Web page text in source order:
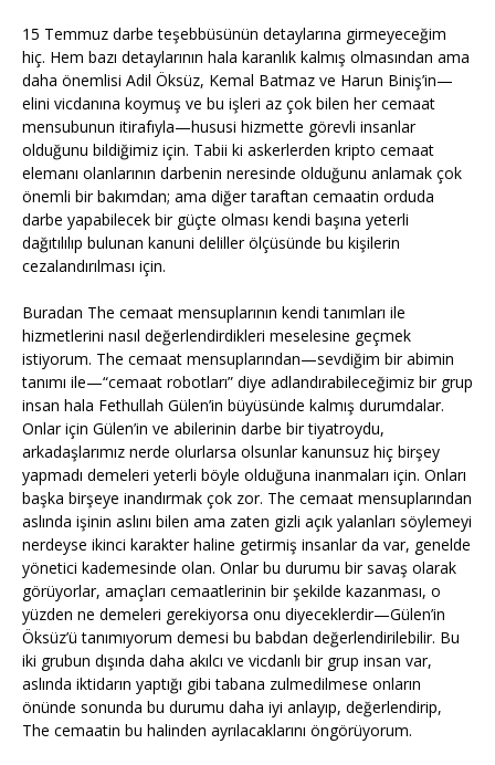
15 Temmuz darbe teşebbüsünün detaylarına girmeyeceğim
hiç. Hem bazı detaylarının hala karanlık kalmış olmasından ama
daha önemlisi Adil Öksüz, Kemal Batmaz ve Harun Biniş’in—
elini vicdanına koymuş ve bu işleri az çok bilen her cemaat
mensubunun itirafıyla—hususi hizmette görevli insanlar
olduğunu bildiğimiz için. Tabii ki askerlerden kripto cemaat
elemanı olanlarının darbenin neresinde olduğunu anlamak çok
önemli bir bakımdan; ama diğer taraftan cemaatin orduda
darbe yapabilecek bir güçte olması kendi başına yeterli
dağıtılılıp bulunan kanuni deliller ölçüsünde bu kişilerin
cezalandırılması için.
Buradan The cemaat mensuplarının kendi tanımları ile
hizmetlerini nasıl değerlendirdikleri meselesine geçmek
istiyorum. The cemaat mensuplarından—sevdiğim bir abimin
tanımı ile—“cemaat robotları” diye adlandırabileceğimiz bir grup
insan hala Fethullah Gülen’in büyüsünde kalmış durumdalar.
Onlar için Gülen’in ve abilerinin darbe bir tiyatroydu,
arkadaşlarımız nerde olurlarsa olsunlar kanunsuz hiç birşey
yapmadı demeleri yeterli böyle olduğuna inanmaları için. Onları
başka birşeye inandırmak çok zor. The cemaat mensuplarından
aslında işinin aslını bilen ama zaten gizli açık yalanları söylemeyi
nerdeyse ikinci karakter haline getirmiş insanlar da var, genelde
yönetici kademesinde olan. Onlar bu durumu bir savaş olarak
görüyorlar, amaçları cemaatlerinin bir şekilde kazanması, o
yüzden ne demeleri gerekiyorsa onu diyeceklerdir—Gülen’in
Öksüz’ü tanımıyorum demesi bu babdan değerlendirilebilir. Bu
iki grubun dışında daha akılcı ve vicdanlı bir grup insan var,
aslında iktidarın yaptığı gibi tabana zulmedilmese onların
önünde sonunda bu durumu daha iyi anlayıp, değerlendirip,
The cemaatin bu halinden ayrılacaklarını öngörüyorum.